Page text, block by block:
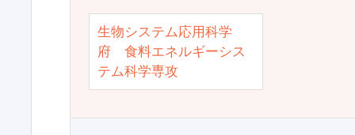
生物システム応用科学
府 食料エネルギーシス
テム科学専攻